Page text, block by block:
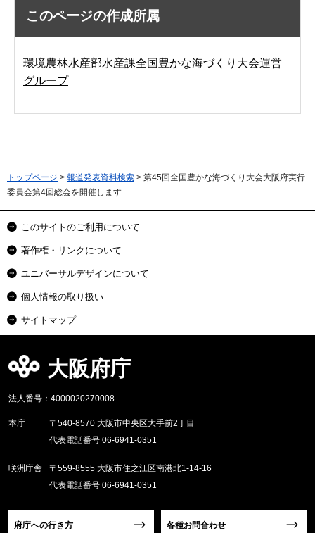
このページの作成所属
環境農林水産部水産課全国豊かな海づくり大会運営
グループ
トップページ > 報道発表資料検索 > 第45回全国豊かな海づくり大会大阪府実行
委員会第4回総会を開催します
このサイトのご利用について
著作権・リンクについて
ユニバーサルデザインについて
個人情報の取り扱い
サイトマップ
大阪府庁
法人番号：4000020270008
本庁
〒540-8570 大阪市中央区大手前2丁目
代表電話番号 06-6941-0351
咲洲庁舎
〒559-8555 大阪市住之江区南港北1-14-16
代表電話番号 06-6941-0351
府庁への行き方 各種お問合わせ